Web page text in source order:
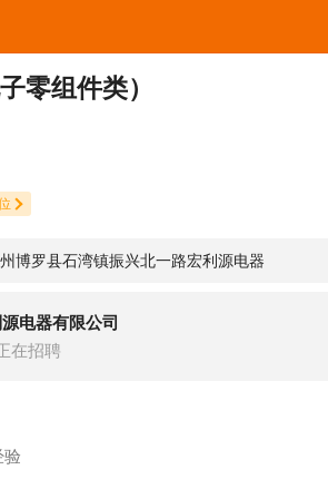
零组件类）
博罗县石湾镇振兴北一路宏利源电器
电器有限公司
在招聘
验